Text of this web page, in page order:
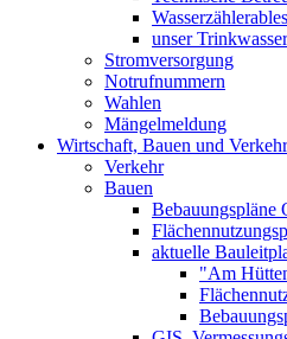
unser Trinkwasser
Stromversorgung
Notrufnummern
Wahlen
Mängelmeldung
Wirtschaft, Bauen und Verkehr
Verkehr
Bauen
Bebauungspläne
aktuelle
"Am